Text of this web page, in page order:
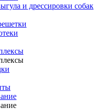
и дрессировки собак